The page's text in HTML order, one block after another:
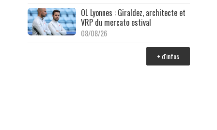
OL Lyonnes : Giraldez, architecte et
VRP du mercato estival
08/08/26
+ d'infos